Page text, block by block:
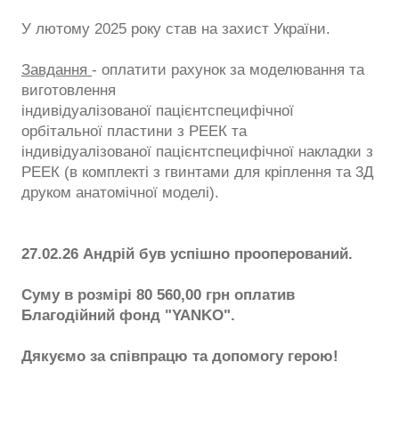
У лютому 2025 року став на захист України.
Завдання - оплатити рахунок за моделювання та
виготовлення
індивідуалізованої пацієнтспецифічної
орбітальної пластини з РЕЕК та
індивідуалізованої пацієнтспецифічної накладки з
РЕЕК (в комплекті з гвинтами для кріплення та 3Д
друком анатомічної моделі).
27.02.26 Андрій був успішно прооперований.
Суму в розмірі 80 560,00 грн оплатив
Благодійний фонд "YANKO".
Дякуємо за співпрацю та допомогу герою!